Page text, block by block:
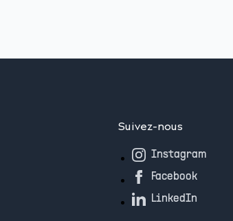
Suivez-nous
Instagram
Facebook
LinkedIn